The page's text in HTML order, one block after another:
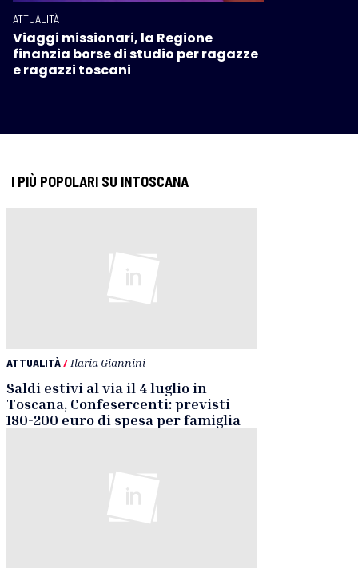
ATTUALITÀ
Viaggi missionari, la Regione
finanzia borse di studio per ragazze
e ragazzi toscani
I PIÙ POPOLARI SU INTOSCANA
ATTUALITÀ/ Ilaria Giannini
Saldi estivi al via il 4 luglio in
Toscana, Confesercenti: previsti
180-200 euro di spesa per famiglia